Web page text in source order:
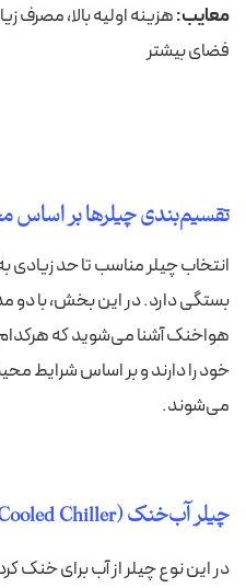
معایب:هزینه اولیه بالا، مصرف
فضای بیشتر
تقسیم‌بندی چیلرها بر
انتخاب چیلر مناسب تا حد
بستگی دارد. در این بخش، با دو
هواخنک آشنا می‌شوید که
خود را دارند و بر اساس شرایط
می‌شوند.
چیلر آب‌خنک (Water-Cooled Chiller)
در این نوع چیلر از آب برای خنک